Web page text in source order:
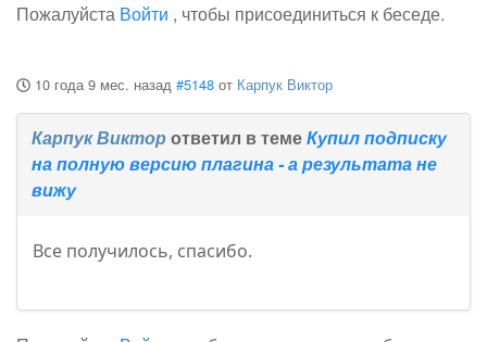
Пожалуйста Войти , чтобы присоединиться к беседе.
10 года 9 мес. назад #5148 от Карпук Виктор
Карпук Викторответил в темеКупил подписку
на полную версию плагина - а результата не
вижу
Все получилось, спасибо.